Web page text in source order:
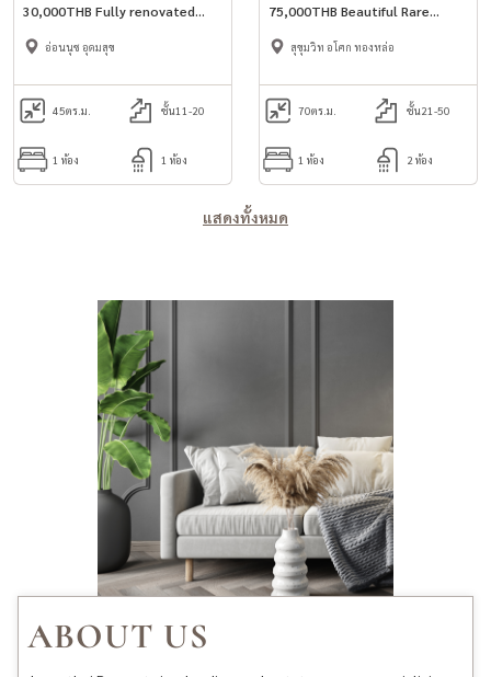
30,000THB Fully renovated
45sq.m duplex 1bed unit nearby
BTS Onnut station. *No-pet*
*Minimum 1 year rent*
อ่อนนุช อุดมสุข
45ตร.ม. ชั้น11-20
1 ห้อง 1 ห้อง
75,000THB Beautiful Rare
70sqm 1bed on high floor in
1min to Asoke station
สุขุมวิท อโศก ทองหล่อ
70ตร.ม. ชั้น21-50
1 ห้อง 2 ห้อง
แสดงทั้งหมด
ABOUT US